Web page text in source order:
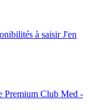
à saisirJ'en
Premium Club Med -